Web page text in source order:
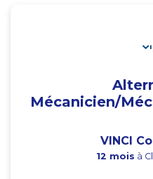
Mécanicien/
VINCI
12 mois à